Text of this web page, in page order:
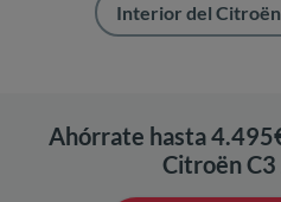
Interior del
Ahórrate hasta
Citroën